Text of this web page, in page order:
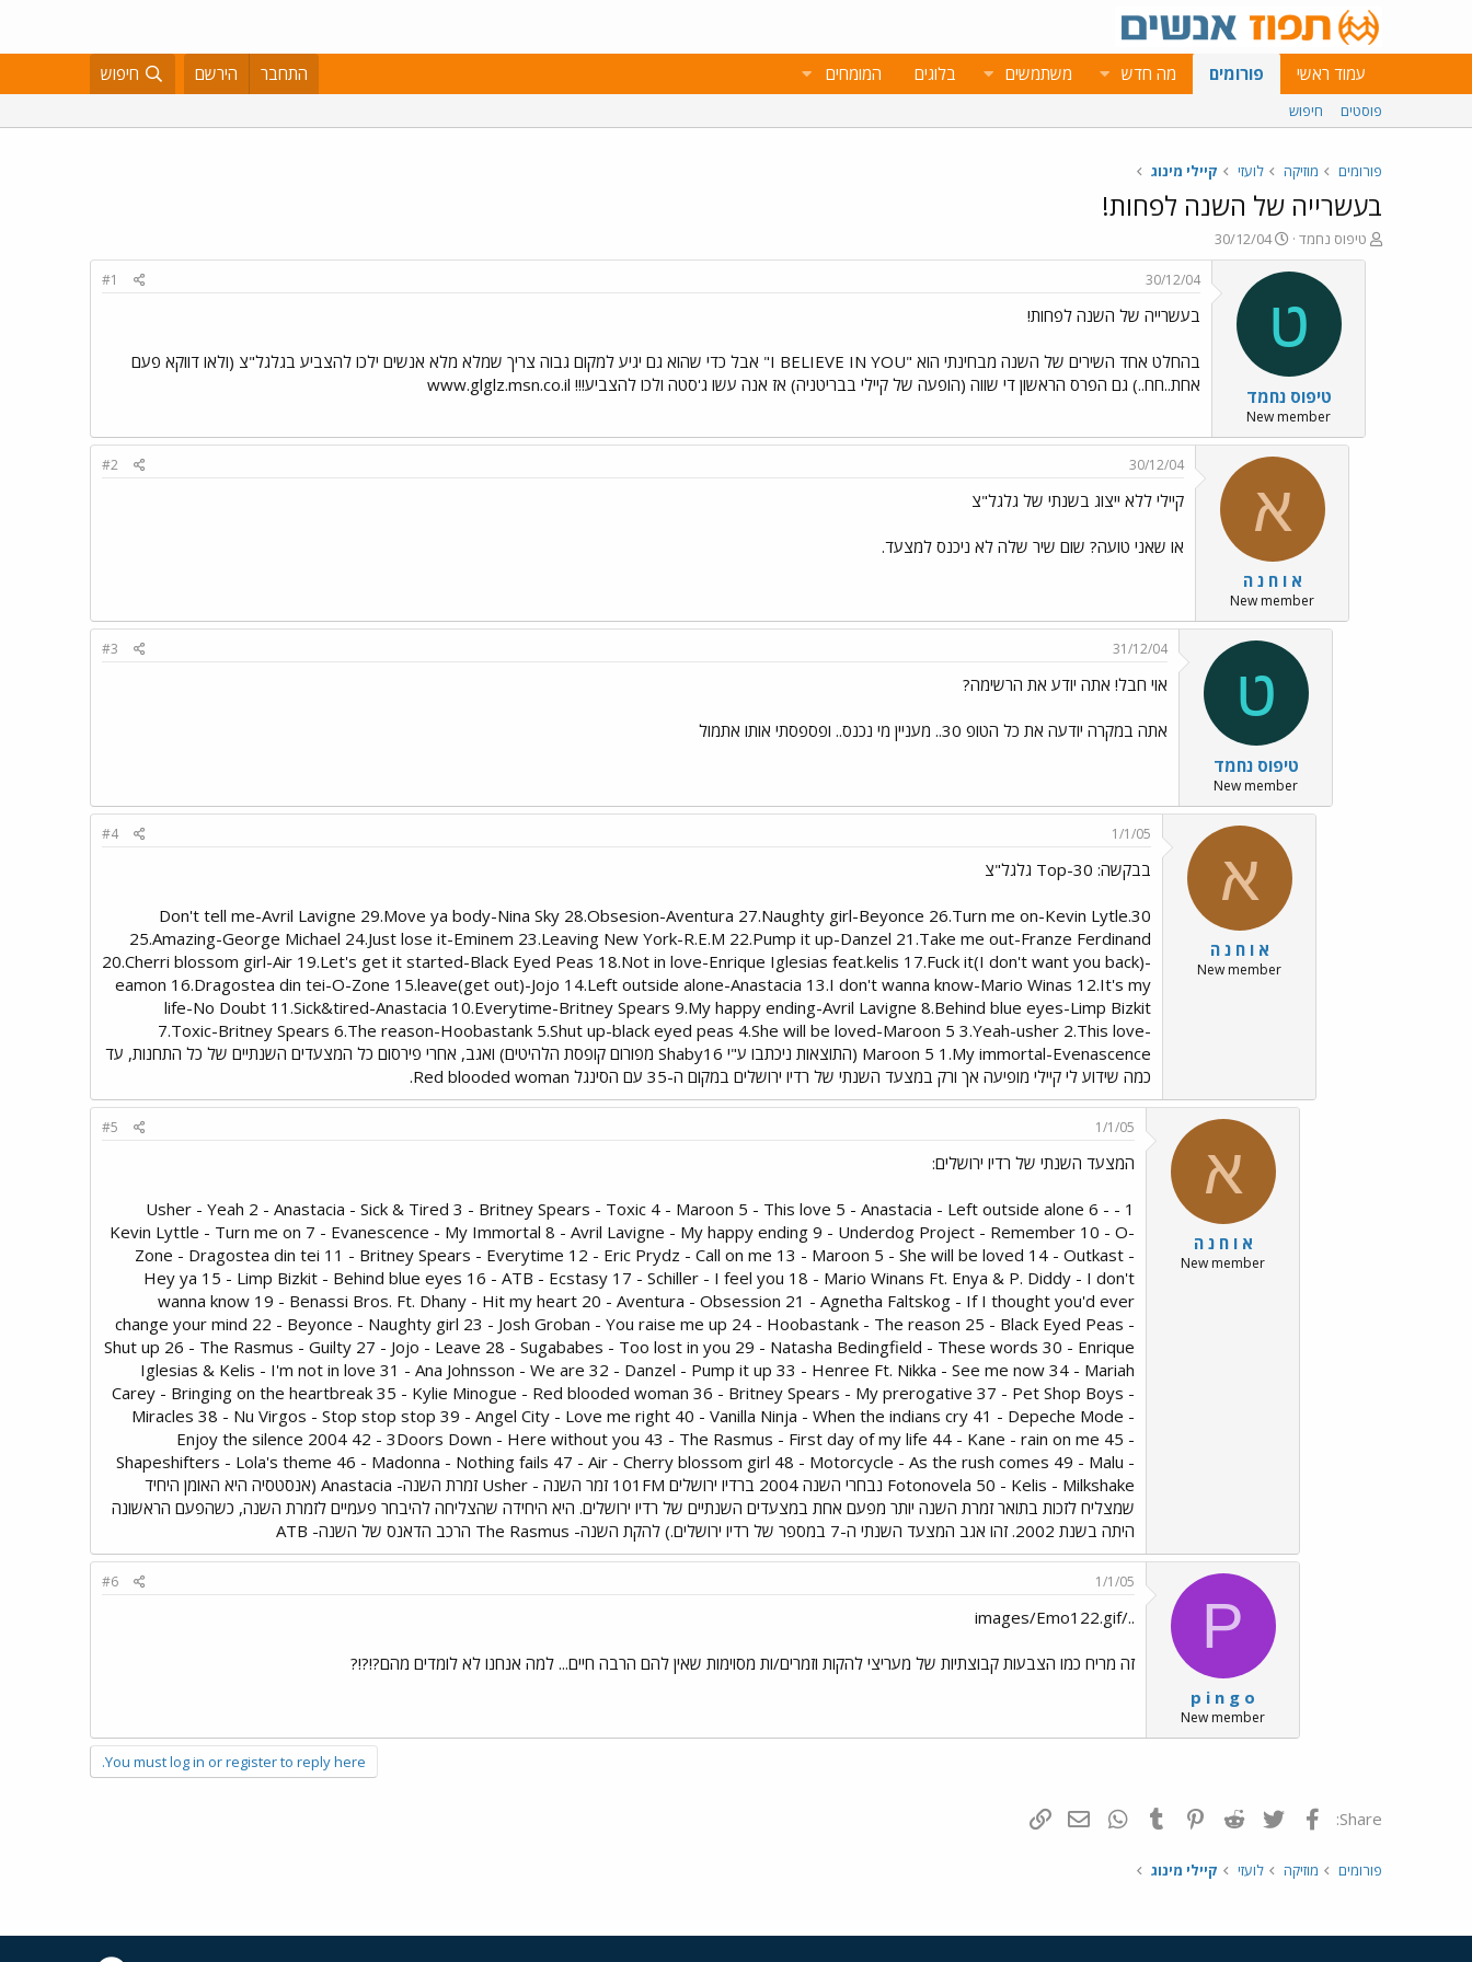
עמוד ראשי פורומים מה חדש משתמשים בלוגים המומחים התחבר הירשם חיפוש
פוסטים חיפוש
פורומים מוזיקה לועזי קיילי מינוג
בעשרייה של השנה לפחות!
פ
ו
טיפוס נחמד
פ
ו
ר
א
ר
י
ך
30/12/04
ט
טיפוס נחמד
New member
30/12/04
#1
בעשרייה של השנה לפחות!
בהחלט אחד השירים של השנה מבחינתי הוא "I BELIEVE IN YOU" אבל כדי שהוא גם יגיע למקום גבוה צריך שמלא מלא אנשים ילכו להצביע בגלגל"צ (ולאו דווקא פעם
אחת..חח..) גם הפרס הראשון די שווה (הופעה של קיילי בבריטניה) אז אנה עשו ג'סטה ולכו להצביע!!! www.glglz.msn.co.il
א
א ו ח נ ה
New member
30/12/04
#2
קיילי ללא ייצוג בשנתי של גלגל"צ
או שאני טועה? שום שיר שלה לא ניכנס למצעד.
ט
טיפוס נחמד
New member
31/12/04
#3
אוי חבל! אתה יודע את הרשימה?
אתה במקרה יודעה את כל הטופ 30.. מעניין מי נכנס.. ופספסתי אותו אתמול
א
א ו ח נ ה
New member
1/1/05
#4
בבקשה: Top-30 גלגל"צ
30.Don't tell me-Avril Lavigne 29.Move ya body-Nina Sky 28.Obsesion-Aventura 27.Naughty girl-Beyonce 26.Turn me on-Kevin Lytle
25.Amazing-George Michael 24.Just lose it-Eminem 23.Leaving New York-R.E.M 22.Pump it up-Danzel 21.Take me out-Franze Ferdinand
20.Cherri blossom girl-Air 19.Let's get it started-Black Eyed Peas 18.Not in love-Enrique Iglesias feat.kelis 17.Fuck it(I don't want you back)-
eamon 16.Dragostea din tei-O-Zone 15.leave(get out)-Jojo 14.Left outside alone-Anastacia 13.I don't wanna know-Mario Winas 12.It's my
life-No Doubt 11.Sick&tired-Anastacia 10.Everytime-Britney Spears 9.My happy ending-Avril Lavigne 8.Behind blue eyes-Limp Bizkit
7.Toxic-Britney Spears 6.The reason-Hoobastank 5.Shut up-black eyed peas 4.She will be loved-Maroon 5 3.Yeah-usher 2.This love-
Maroon 5 1.My immortal-Evenascence (התוצאות ניכתבו ע"י Shaby16 מפורום קופסת הלהיטים) ואגב, אחרי פירסום כל המצעדים השנתיים של כל התחנות, עד
כמה שידוע לי קיילי מופיעה אך ורק במצעד השנתי של רדיו ירושלים במקום ה-35 עם הסינגל Red blooded woman.
א
א ו ח נ ה
New member
1/1/05
#5
המצעד השנתי של רדיו ירושלים:
1 - Usher - Yeah 2 - Anastacia - Sick & Tired 3 - Britney Spears - Toxic 4 - Maroon 5 - This love 5 - Anastacia - Left outside alone 6 -
Kevin Lyttle - Turn me on 7 - Evanescence - My Immortal 8 - Avril Lavigne - My happy ending 9 - Underdog Project - Remember 10 - O-
Zone - Dragostea din tei 11 - Britney Spears - Everytime 12 - Eric Prydz - Call on me 13 - Maroon 5 - She will be loved 14 - Outkast -
Hey ya 15 - Limp Bizkit - Behind blue eyes 16 - ATB - Ecstasy 17 - Schiller - I feel you 18 - Mario Winans Ft. Enya & P. Diddy - I don't
wanna know 19 - Benassi Bros. Ft. Dhany - Hit my heart 20 - Aventura - Obsession 21 - Agnetha Faltskog - If I thought you'd ever
change your mind 22 - Beyonce - Naughty girl 23 - Josh Groban - You raise me up 24 - Hoobastank - The reason 25 - Black Eyed Peas -
Shut up 26 - The Rasmus - Guilty 27 - Jojo - Leave 28 - Sugababes - Too lost in you 29 - Natasha Bedingfield - These words 30 - Enrique
Iglesias & Kelis - I'm not in love 31 - Ana Johnsson - We are 32 - Danzel - Pump it up 33 - Henree Ft. Nikka - See me now 34 - Mariah
Carey - Bringing on the heartbreak 35 - Kylie Minogue - Red blooded woman 36 - Britney Spears - My prerogative 37 - Pet Shop Boys -
Miracles 38 - Nu Virgos - Stop stop stop 39 - Angel City - Love me right 40 - Vanilla Ninja - When the indians cry 41 - Depeche Mode -
Enjoy the silence 2004 42 - 3Doors Down - Here without you 43 - The Rasmus - First day of my life 44 - Kane - rain on me 45 -
Shapeshifters - Lola's theme 46 - Madonna - Nothing fails 47 - Air - Cherry blossom girl 48 - Motorcycle - As the rush comes 49 - Malu -
Fotonovela 50 - Kelis - Milkshake נבחרי השנה 2004 ברדיו ירושלים 101FM זמר השנה - Usher זמרת השנה- Anastacia (אנסטסיה היא האומן היחיד
שמצליח לזכות בתואר זמרת השנה יותר מפעם אחת במצעדים השנתיים של רדיו ירושלים. היא היחידה שהצליחה להיבחר פעמיים לזמרת השנה, כשהפעם הראשונה
היתה בשנת 2002. זהו אגב המצעד השנתי ה-7 במספר של רדיו ירושלים.) להקת השנה- The Rasmus הרכב הדאנס של השנה- ATB
P
p i n g o
New member
1/1/05
#6
../images/Emo122.gif
זה מריח כמו הצבעות קבוצתיות של מעריצי להקות וזמרים/ות מסוימות שאין להם הרבה חיים... למה אנחנו לא לומדים מהם?!?!?
You must log in or register to reply here.
Share: פייסבוק Twitter
Reddit
Pinterest
Tumblr
WhatsAppדואר אלקטרוני
פורומים מוזיקה לועזי קיילי מינוג